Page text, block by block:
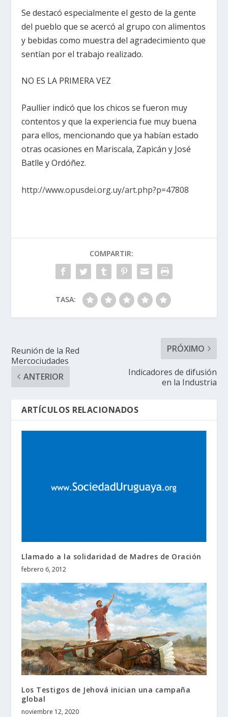
Se destacó especialmente el gesto de la gente
del pueblo que se acercó al grupo con alimentos
y bebidas como muestra del agradecimiento que
sentían por el trabajo realizado.
NO ES LA PRIMERA VEZ
Paullier indicó que los chicos se fueron muy
contentos y que la experiencia fue muy buena
para ellos, mencionando que ya habían estado
otras ocasiones en Mariscala, Zapicán y José
Batlle y Ordóñez.
http://www.opusdei.org.uy/art.php?p=47808
COMPARTIR:
TASA:
Reunión de la Red
Mercociudades
ANTERIOR
PRÓXIMO
Indicadores de difusión
en la Industria
ARTÍCULOS RELACIONADOS
Llamado a la solidaridad de Madres de Oración
febrero 6, 2012
Los Testigos de Jehová inician una campaña
global
noviembre 12, 2020